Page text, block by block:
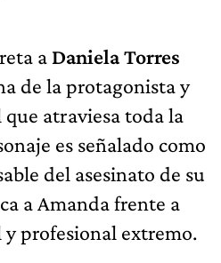
a Daniela Torres
de la protagonista y
atraviesa toda la
es señalado como
del asesinato de su
a Amanda frente a
profesional extremo.